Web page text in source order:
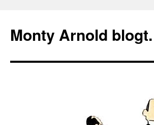
springen
Monty Arnold blogt.